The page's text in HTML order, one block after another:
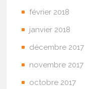
février 2018
janvier 2018
décembre 2017
novembre 2017
octobre 2017